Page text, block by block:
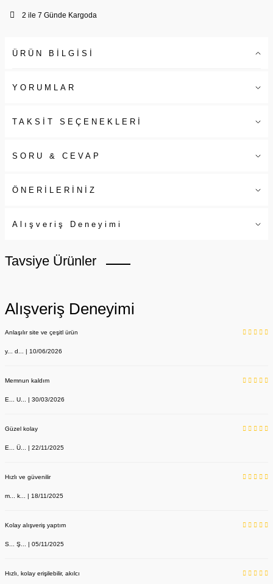
2 ile 7 Günde Kargoda
ÜRÜN BİLGİSİ
YORUMLAR
TAKSİT SEÇENEKLERİ
SORU & CEVAP
ÖNERİLERİNİZ
Alışveriş Deneyimi
Tavsiye Ürünler
Alışveriş Deneyimi
Anlaşılır site ve çeşitl ürün
y... d... | 10/06/2026
Memnun kaldım
E... U... | 30/03/2026
Güzel kolay
E... Ü... | 22/11/2025
Hızlı ve güvenilir
m... k... | 18/11/2025
Kolay alışveriş yaptım
S... Ş... | 05/11/2025
Hızlı, kolay erişilebilir, akılcı